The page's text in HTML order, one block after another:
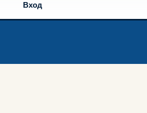
Вход